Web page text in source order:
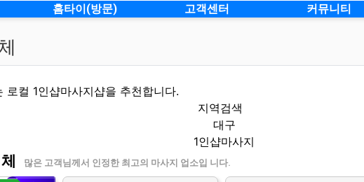
홈타이(방문) 고객센터 커뮤니티
로컬 1인샵마사지샵을 추천합니다.
지역검색
대구
1인샵마사지
인정보 인기업체
많은 고객님께서 인정한 최고의 마사지 업소입 니다.